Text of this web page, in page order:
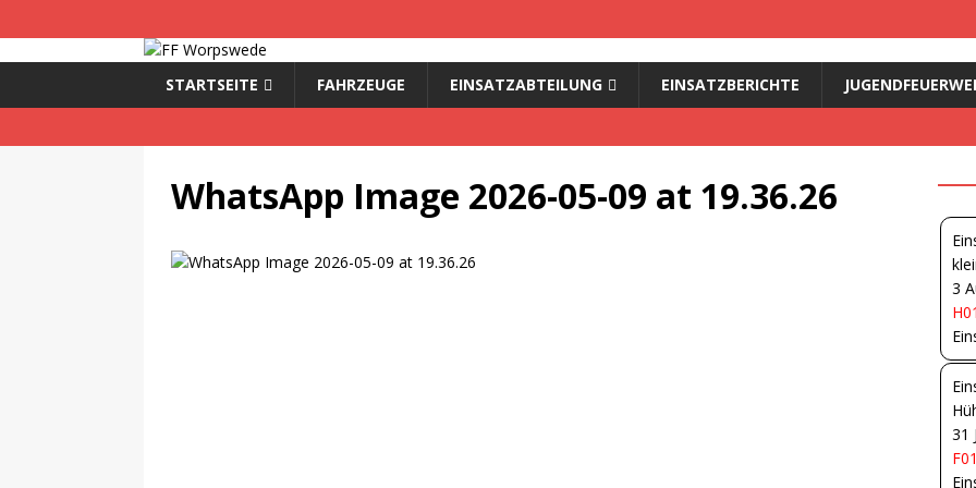
STARTSEITE FAHRZEUGE EINSATZABTEILUNG EINSATZBERICHTE
WhatsApp Image 2026-05-09 at 19.36.26
3
31